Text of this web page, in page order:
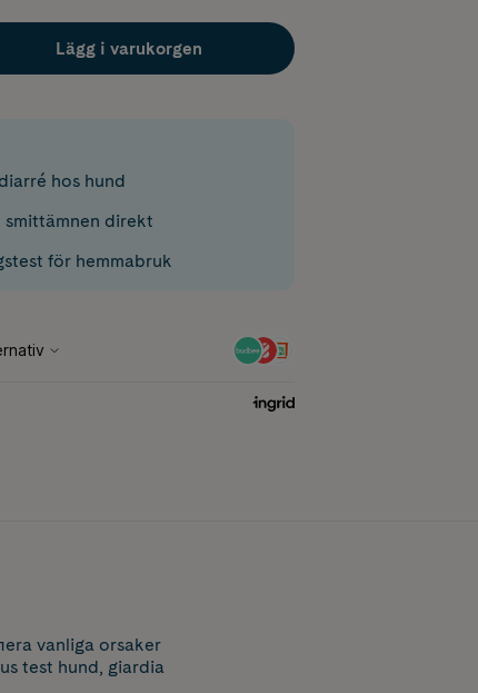
Lägg i varukorgen
hos hund
direkt
för hemmabruk
vanliga orsaker
test hund, giardia